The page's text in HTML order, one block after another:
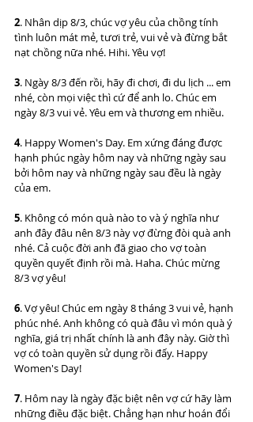
2. Nhân dịp 8/3, chúc vợ yêu của chồng tính
tình luôn mát mẻ, tươi trẻ, vui vẻ và đừng bắt
nạt chồng nữa nhé. Hihi. Yêu vợ!
3. Ngày 8/3 đến rồi, hãy đi chơi, đi du lịch ... em
nhé, còn mọi việc thì cứ để anh lo. Chúc em
ngày 8/3 vui vẻ. Yêu em và thương em nhiều.
4. Happy Women's Day. Em xứng đáng được
hạnh phúc ngày hôm nay và những ngày sau
bởi hôm nay và những ngày sau đều là ngày
của em.
5. Không có món quà nào to và ý nghĩa như
anh đây đâu nên 8/3 này vợ đừng đòi quà anh
nhé. Cả cuộc đời anh đã giao cho vợ toàn
quyền quyết định rồi mà. Haha. Chúc mừng
8/3 vợ yêu!
6. Vợ yêu! Chúc em ngày 8 tháng 3 vui vẻ, hạnh
phúc nhé. Anh không có quà đâu vì món quà ý
nghĩa, giá trị nhất chính là anh đây này. Giờ thì
vợ có toàn quyền sử dụng rồi đấy. Happy
Women's Day!
7. Hôm nay là ngày đặc biệt nên vợ cứ hãy làm
những điều đặc biệt. Chẳng hạn như hoán đổi